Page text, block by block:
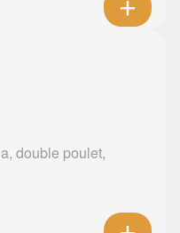
double poulet,